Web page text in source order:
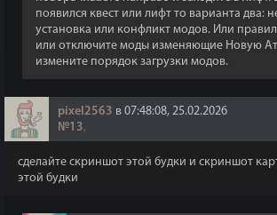
появился квест или лифт то варианта два:
установка или конфликт модов. Или
или отключите моды изменяющие Новую
измените порядок загрузки модов.
pixel2563 в 07:48:08, 25.02.2026
№13,
сделайте скриншот этой будки и скриншот
этой будки